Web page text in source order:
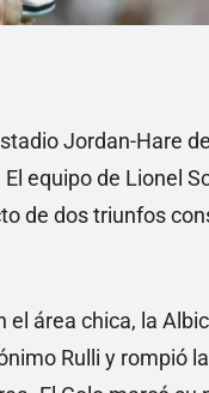
Jordan-Hare
equipo de Lionel
de dos triunfos
área chica, la
Rulli y rompió